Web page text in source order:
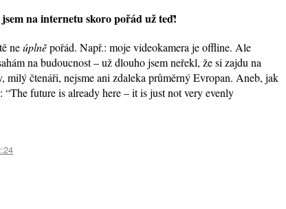
na internetu skoro pořád už teď!
neúplněpořád. Např.: moje videokamera je offline. Ale
na budoucnost – už dlouho jsem neřekl, že si zajdu na
milý čtenáři, nejsme ani zdaleka průměrný Evropan. Aneb, jak
: “The future is already here – it is just not very evenly